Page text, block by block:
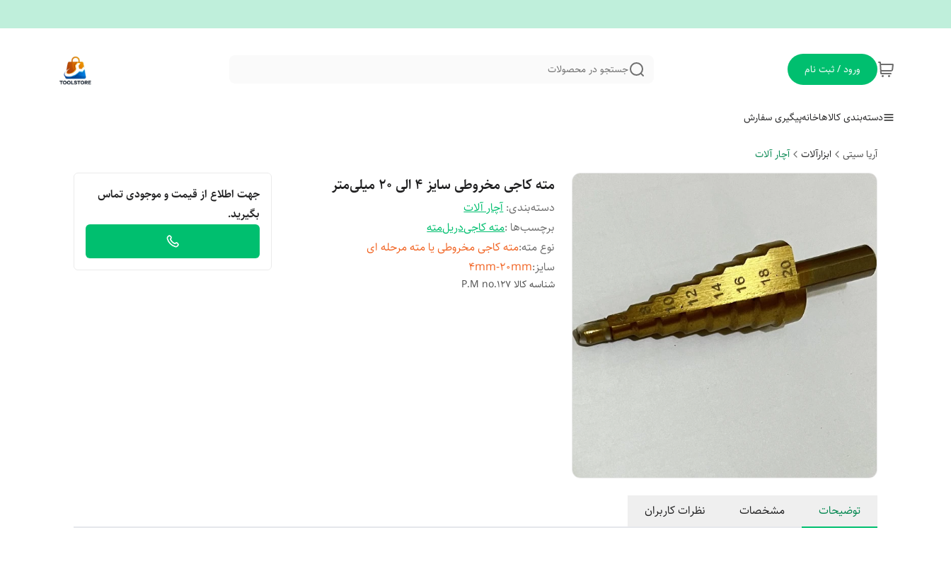
ورود / ثبت نام جستجو در محصولات
دسته‌بندی کالاهاخانهپیگیری سفارش
آریا سیتی ابزارآلات آچار آلات
مته کاجی مخروطی سایز 4 الی 20 میلی‌متر
دسته‌بندی:آچار آلات
برچسب‌ها :مته کاجیدریلمته
نوع مته:مته کاجی مخروطی یا مته مرحله ای
سایز:
4mm-20mm
شناسه کالا P.M no.127
جهت اطلاع از قیمت و موجودی تماس
بگیرید.
توضیحات مشخصات نظرات کاربران